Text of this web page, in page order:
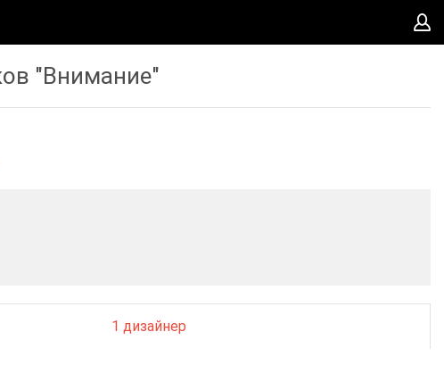
"Внимание"
1 дизайнер